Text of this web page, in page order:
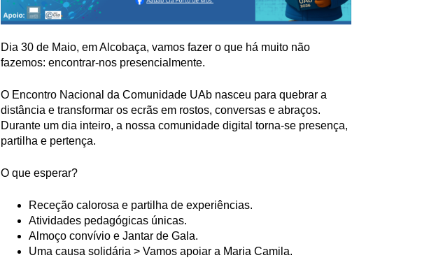
Dia 30 de Maio, em Alcobaça, vamos fazer o que há muito não
fazemos: encontrar-nos presencialmente.
O Encontro Nacional da Comunidade UAb nasceu para quebrar a
distância e transformar os ecrãs em rostos, conversas e abraços.
Durante um dia inteiro, a nossa comunidade digital torna-se presença,
partilha e pertença.
O que esperar?
Receção calorosa e partilha de experiências.
Atividades pedagógicas únicas.
Almoço convívio e Jantar de Gala.
Uma causa solidária > Vamos apoiar a Maria Camila.